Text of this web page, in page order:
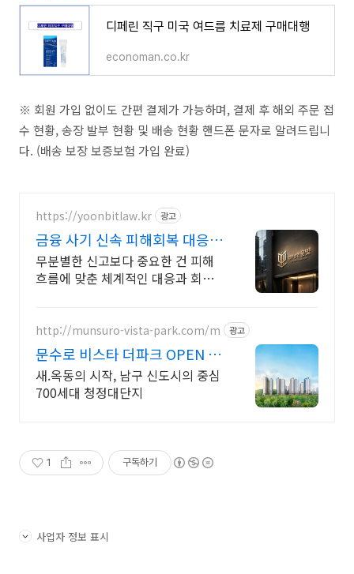
디페린 직구 미국 여드름 치료제 구매대행
economan.co.kr
※ 회원 가입 없이도 간편 결제가 가능하며, 결제 후 해외 주문 접
수 현황, 송장 발부 현황 및 배송 현황 핸드폰 문자로 알려드립니
다. (배송 보장 보증보험 가입 완료)
https://yoonbitlaw.kr 광고
금융 사기 신속 피해회복 대응
지원
무분별한 신고보다 중요한 건 피해
흐름에 맞춘 체계적인 대응과 회수
http://munsuro-vista-park.com/m 광고
문수로 비스타 더파크 OPEN 예
정
새.옥동의 시작, 남구 신도시의 중심
700세대 청정대단지
1 구독하기
사업자 정보 표시